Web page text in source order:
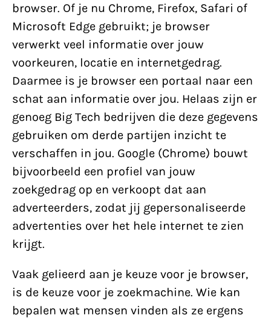
browser. Of je nu Chrome, Firefox, Safari of
Microsoft Edge gebruikt; je browser
verwerkt veel informatie over jouw
voorkeuren, locatie en internetgedrag.
Daarmee is je browser een portaal naar een
schat aan informatie over jou. Helaas zijn er
genoeg Big Tech bedrijven die deze gegevens
gebruiken om derde partijen inzicht te
verschaffen in jou. Google (Chrome) bouwt
bijvoorbeeld een profiel van jouw
zoekgedrag op en verkoopt dat aan
adverteerders, zodat jij gepersonaliseerde
advertenties over het hele internet te zien
krijgt.
Vaak gelieerd aan je keuze voor je browser,
is de keuze voor je zoekmachine. Wie kan
bepalen wat mensen vinden als ze ergens